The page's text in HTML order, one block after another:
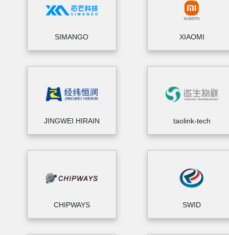
SIMANGO XIAOMI
JINGWEI HIRAIN taolink-tech
CHIPWAYS SWID